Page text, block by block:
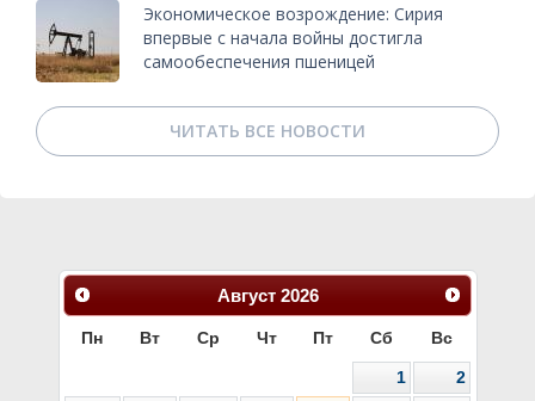
Экономическое возрождение: Сирия
впервые с начала войны достигла
самообеспечения пшеницей
ЧИТАТЬ ВСЕ НОВОСТИ
Август 2026
Пн Вт Ср Чт Пт Сб Вс
1
2